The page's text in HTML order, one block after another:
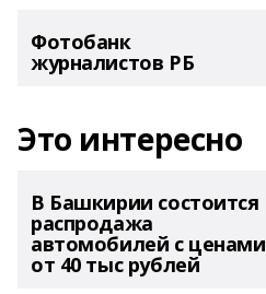
Фотобанк
журналистов РБ
Это интересно
В Башкирии состоится
распродажа
автомобилей с ценами
от 40 тыс рублей